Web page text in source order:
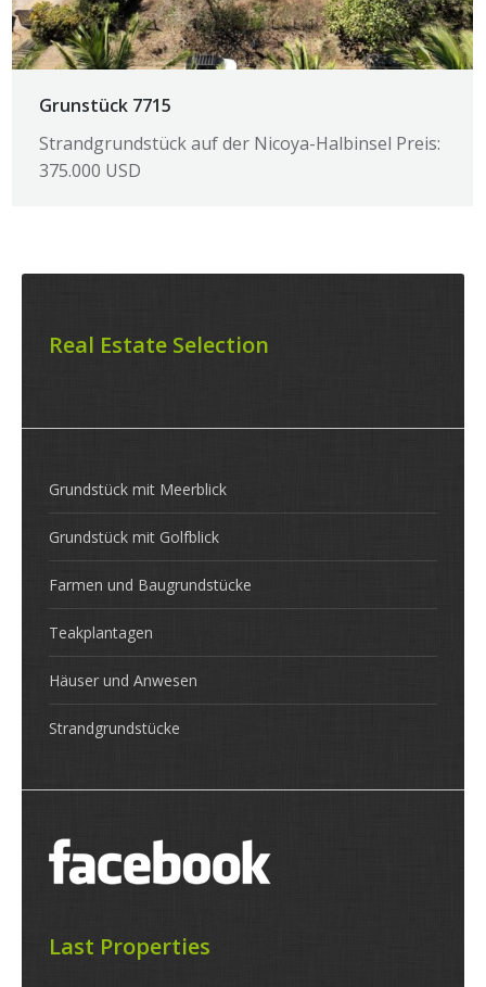
Grunstück 7715
Strandgrundstück auf der Nicoya-Halbinsel Preis:
375.000 USD
Real Estate Selection
Grundstück mit Meerblick
Grundstück mit Golfblick
Farmen und Baugrundstücke
Teakplantagen
Häuser und Anwesen
Strandgrundstücke
Last Properties